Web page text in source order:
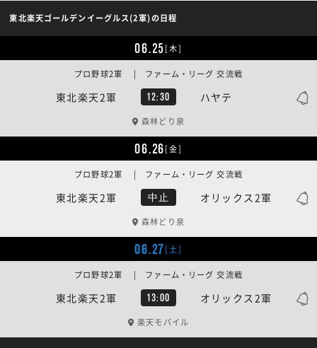
東北楽天ゴールデンイーグルス(2軍)の日程
06.25[木]
東北楽天2軍 12:30 ハヤテ
プロ野球2軍 | ファーム・リーグ 交流戦
森林どり泉
06.26[金]
東北楽天2軍 中止 オリックス2軍
プロ野球2軍 | ファーム・リーグ 交流戦
森林どり泉
06.27[土]
東北楽天2軍 13:00 オリックス2軍
プロ野球2軍 | ファーム・リーグ 交流戦
楽天モバイル